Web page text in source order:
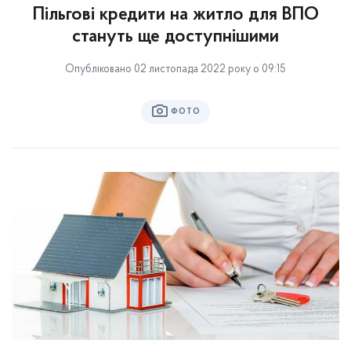
Пільгові кредити на житло для ВПО
стануть ще доступнішими
Опубліковано 02 листопада 2022 року о 09:15
ФОТО